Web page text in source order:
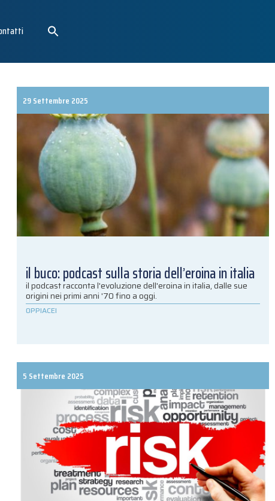
29 Settembre 2025
il buco: podcast sulla storia dell’eroina in italia
il podcast racconta l'evoluzione dell'eroina in italia, dalle sue
origini nei primi anni '70 fino a oggi.
OPPIACEI
5 Settembre 2025